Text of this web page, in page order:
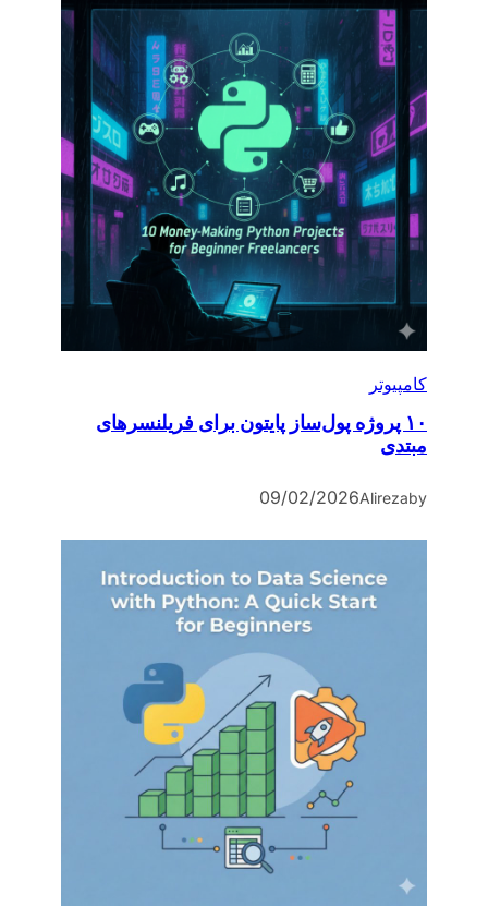
کامپیوتر
۱۰ پروژه پول‌ساز پایتون برای فریلنسرهای
مبتدی
by
Alireza
09/02/2026